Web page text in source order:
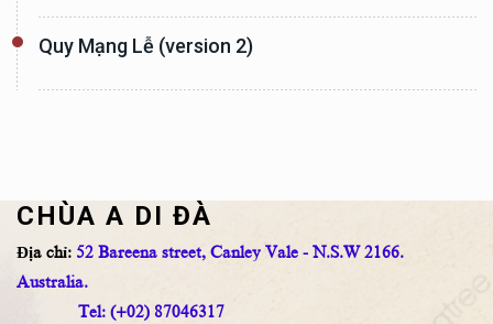
Quy Mạng Lễ (version 2)
CHÙA A DI ĐÀ
Địa chỉ: 52 Bareena street, Canley Vale - N.S.W 2166.
Australia.
Tel: (+02) 87046317